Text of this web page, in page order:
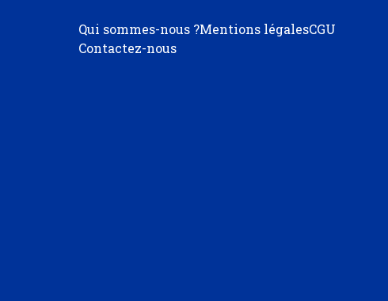
Qui sommes-nous ?Mentions légalesCGU
Contactez-nous